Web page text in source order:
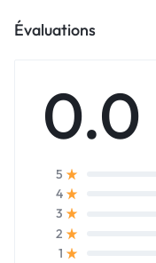
Évaluations
0.0
5
4
3
2
1